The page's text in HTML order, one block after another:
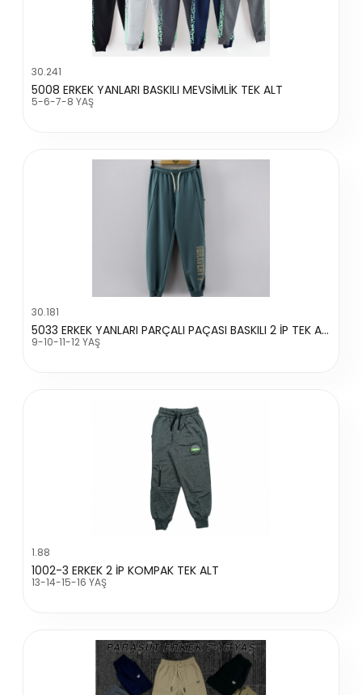
30.241
5008 ERKEK YANLARI BASKILI MEVSİMLİK TEK ALT
5-6-7-8 YAŞ
30.181
5033 ERKEK YANLARI PARÇALI PAÇASI BASKILI 2 İP TEK ALT
9-10-11-12 YAŞ
1.88
1002-3 ERKEK 2 İP KOMPAK TEK ALT
13-14-15-16 YAŞ